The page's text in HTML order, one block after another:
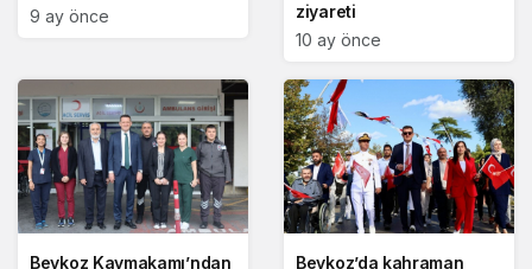
9 ay önce
ziyareti
10 ay önce
Beykoz Kaymakamı’ndan
Beykoz’da kahraman